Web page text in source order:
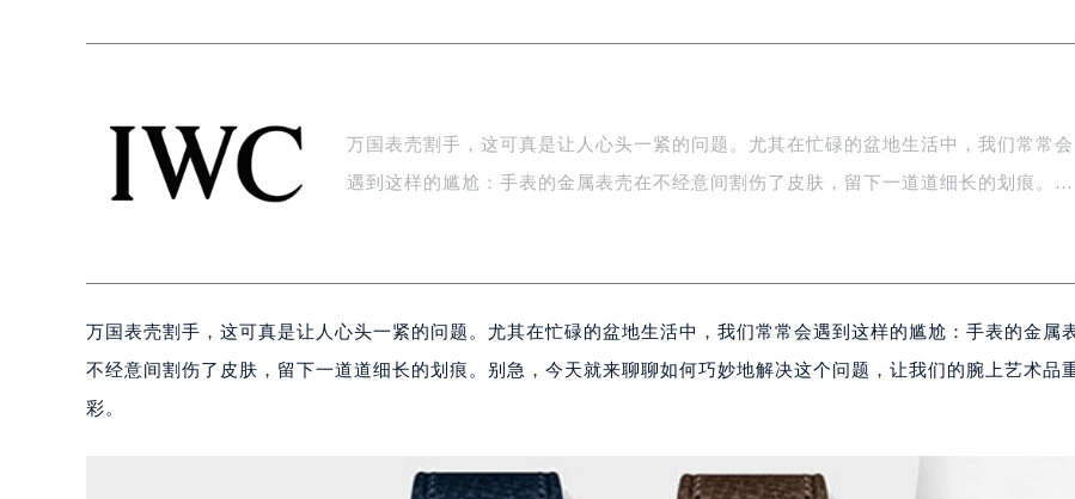
万国表壳割手，这可真是让人心头一紧的问题。尤其在忙碌的盆地生活中，我们常常会
遇到这样的尴尬：手表的金属表壳在不经意间割伤了皮肤，留下一道道细长的划痕。…
万国表壳割手，这可真是让人心头一紧的问题。尤其在忙碌的盆地生活中，我们常常会遇到这样的尴尬：手表的金属
不经意间割伤了皮肤，留下一道道细长的划痕。别急，今天就来聊聊如何巧妙地解决这个问题，让我们的腕上艺术品
彩。